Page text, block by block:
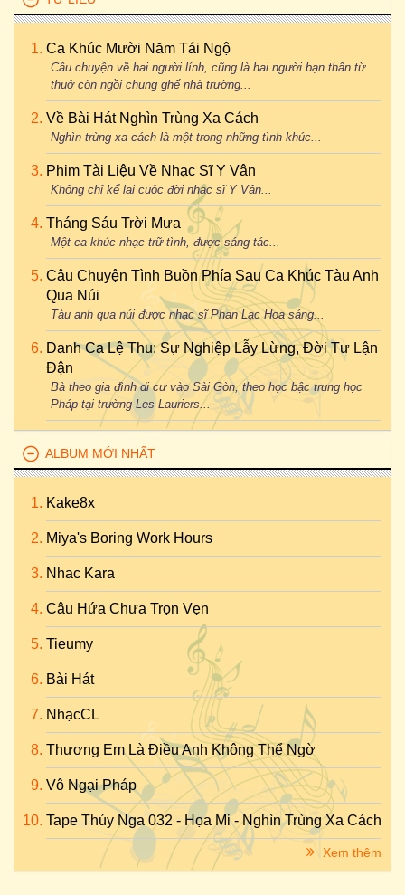
Ca Khúc Mười Năm Tái Ngộ
Câu chuyện về hai người lính, cũng là hai người bạn thân từ
thuở còn ngồi chung ghế nhà trường...
Về Bài Hát Nghìn Trùng Xa Cách
Nghìn trùng xa cách là một trong những tình khúc...
Phim Tài Liệu Về Nhạc Sĩ Y Vân
Không chỉ kể lại cuộc đời nhạc sĩ Y Vân...
Tháng Sáu Trời Mưa
Một ca khúc nhạc trữ tình, được sáng tác...
Câu Chuyện Tình Buồn Phía Sau Ca Khúc Tàu Anh
Qua Núi
Tàu anh qua núi được nhạc sĩ Phan Lạc Hoa sáng...
Danh Ca Lệ Thu: Sự Nghiệp Lẫy Lừng, Đời Tư Lận
Đận
Bà theo gia đình di cư vào Sài Gòn, theo học bậc trung học
Pháp tại trường Les Lauriers...
ALBUM MỚI NHẤT
Kake8x
Miya's Boring Work Hours
Nhac Kara
Câu Hứa Chưa Trọn Vẹn
Tieumy
Bài Hát
NhạcCL
Thương Em Là Điều Anh Không Thể Ngờ
Vô Ngại Pháp
Tape Thúy Nga 032 - Họa Mi - Nghìn Trùng Xa Cách
Xem thêm